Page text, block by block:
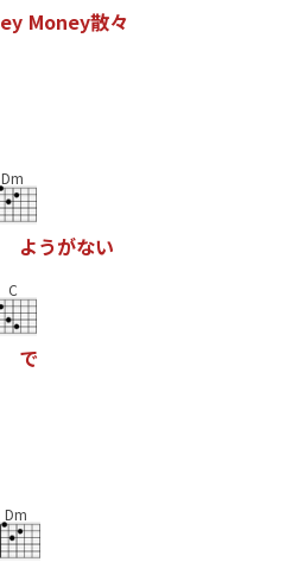
ey Money散々
Dm
ようがない
C
で
Dm